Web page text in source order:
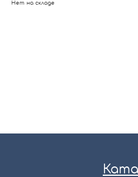
Нет на складе